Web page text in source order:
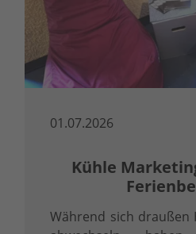
01.07.2026
Kühle
Während sich draußen